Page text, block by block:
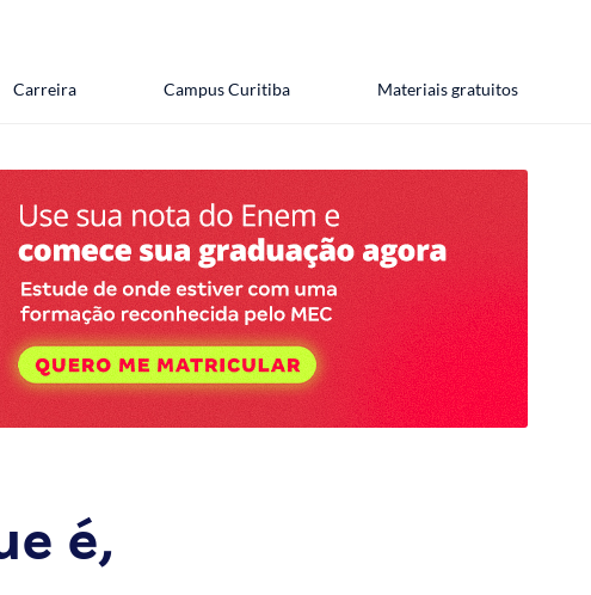
Carreira Campus Curitiba Materiais gratuitos
é,